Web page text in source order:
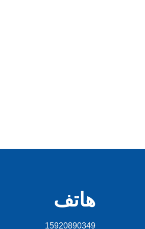
هاتف
15920890349